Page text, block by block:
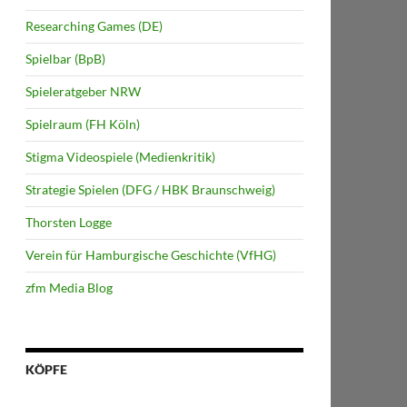
Researching Games (DE)
Spielbar (BpB)
Spieleratgeber NRW
Spielraum (FH Köln)
Stigma Videospiele (Medienkritik)
Strategie Spielen (DFG / HBK Braunschweig)
Thorsten Logge
Verein für Hamburgische Geschichte (VfHG)
zfm Media Blog
KÖPFE